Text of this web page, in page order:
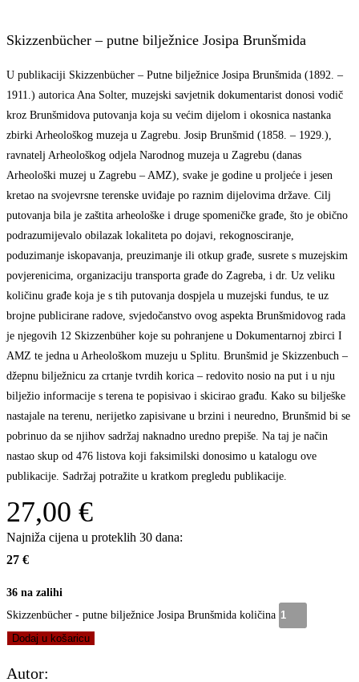
Skizzenbücher – putne bilježnice Josipa Brunšmida
U publikaciji Skizzenbücher – Putne bilježnice Josipa Brunšmida (1892. –
1911.) autorica Ana Solter, muzejski savjetnik dokumentarist donosi vodič
kroz Brunšmidova putovanja koja su većim dijelom i okosnica nastanka
zbirki Arheološkog muzeja u Zagrebu. Josip Brunšmid (1858. – 1929.),
ravnatelj Arheološkog odjela Narodnog muzeja u Zagrebu (danas
Arheološki muzej u Zagrebu – AMZ), svake je godine u proljeće i jesen
kretao na svojevrsne terenske uviđaje po raznim dijelovima države. Cilj
putovanja bila je zaštita arheološke i druge spomeničke građe, što je obično
podrazumijevalo obilazak lokaliteta po dojavi, rekognosciranje,
poduzimanje iskopavanja, preuzimanje ili otkup građe, susrete s muzejskim
povjerenicima, organizaciju transporta građe do Zagreba, i dr. Uz veliku
količinu građe koja je s tih putovanja dospjela u muzejski fundus, te uz
brojne publicirane radove, svjedočanstvo ovog aspekta Brunšmidovog rada
je njegovih 12 Skizzenbüher koje su pohranjene u Dokumentarnoj zbirci I
AMZ te jedna u Arheološkom muzeju u Splitu. Brunšmid je Skizzenbuch –
džepnu bilježnicu za crtanje tvrdih korica – redovito nosio na put i u nju
bilježio informacije s terena te popisivao i skicirao građu. Kako su bilješke
nastajale na terenu, nerijetko zapisivane u brzini i neuredno, Brunšmid bi se
pobrinuo da se njihov sadržaj naknadno uredno prepiše. Na taj je način
nastao skup od 476 listova koji faksimilski donosimo u katalogu ove
publikacije. Sadržaj potražite u kratkom pregledu publikacije.
27,00 €
Najniža cijena u proteklih 30 dana:
27 €
36 na zalihi
Skizzenbücher - putne bilježnice Josipa Brunšmida količina
Dodaj u košaricu
Autor: